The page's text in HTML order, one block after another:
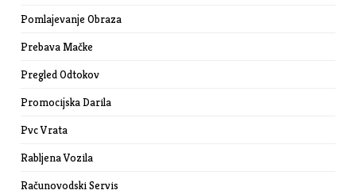
Pomlajevanje Obraza
Prebava Mačke
Pregled Odtokov
Promocijska Darila
Pvc Vrata
Rabljena Vozila
Računovodski Servis